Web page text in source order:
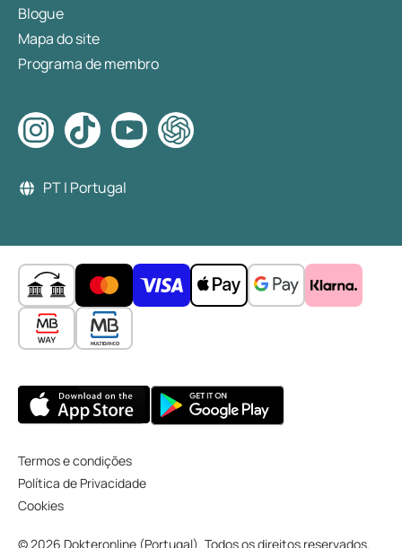
Blogue
Mapa do site
Programa de membro
PT | Portugal
Termos e condições
Política de Privacidade
Cookies
© 2026 Dokteronline (Portugal). Todos os direitos reservados.